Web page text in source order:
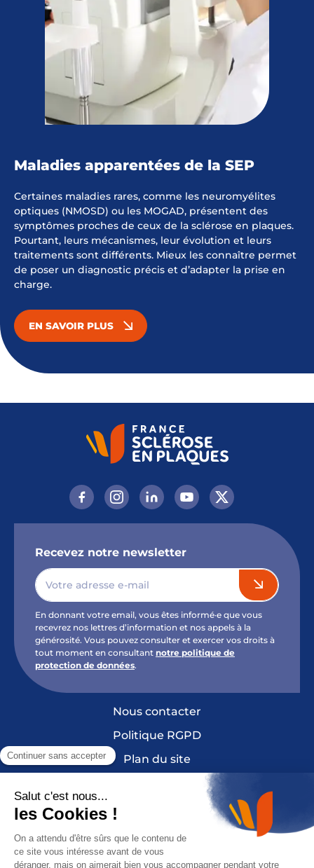
Maladies apparentées de la SEP
Certaines maladies rares, comme les neuromyélites
optiques (NMOSD) ou les MOGAD, présentent des
symptômes proches de ceux de la sclérose en plaques.
Pourtant, leurs mécanismes, leur évolution et leurs
traitements sont différents. Mieux les connaître permet
de poser un diagnostic précis et d’adapter la prise en
charge.
EN SAVOIR PLUS
Recevez notre newsletter
En donnant votre email, vous êtes informé·e que vous
recevrez nos lettres d’information et nos appels à la
générosité. Vous pouvez consulter et exercer vos droits à
tout moment en consultant notre politique de
protection de données.
Nous contacter
Politique RGPD
Plan du site
Mentions légales et crédits